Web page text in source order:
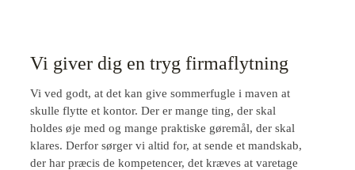
Vi giver dig en tryg firmaflytning
Vi ved godt, at det kan give sommerfugle i maven at
skulle flytte et kontor. Der er mange ting, der skal
holdes øje med og mange praktiske gøremål, der skal
klares. Derfor sørger vi altid for, at sende et mandskab,
der har præcis de kompetencer, det kræves at varetage